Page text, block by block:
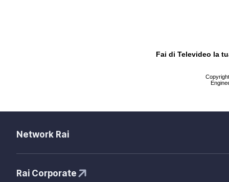
Fai di Televideo la